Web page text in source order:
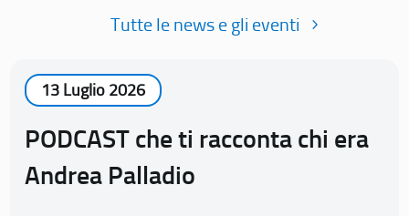
Tutte le news e gli eventi
13 Luglio 2026
PODCAST che ti racconta chi era
Andrea Palladio